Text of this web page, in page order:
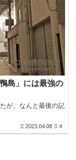
島」には最強の
が、なんと最後の記
2023.04.08 4